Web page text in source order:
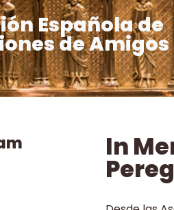
Española de
de
In